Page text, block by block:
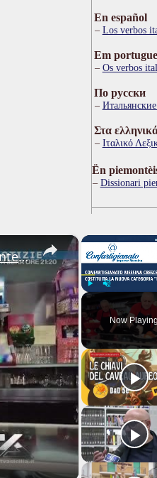
En español
Los verbos
Em
Os verbos
По русски
Στα
Ιταλικό
Ën
Dissionari
Play
Now Playing
×
Messina. Costituita la nuova categoria “Dolciari” all’interno di Confartigianato